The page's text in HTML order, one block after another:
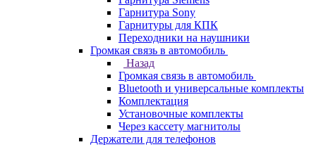
Гарнитура Sony
Гарнитуры для КПК
Переходники на наушники
Громкая связь в автомобиль
Назад
Громкая связь в автомобиль
Bluetooth и универсальные комплекты
Комплектация
Установочные комплекты
Через кассету магнитолы
Держатели для телефонов